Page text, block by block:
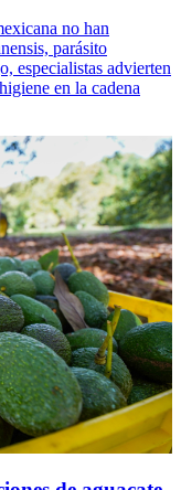
no han
parásito
especialistas advierten
en la cadena